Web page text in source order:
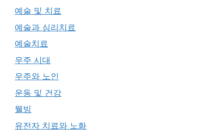
예술 및 치료
예술과 심리치료
예술치료
우주 시대
우주와 노인
운동 및 건강
웰빙
유전자 치료와 노화